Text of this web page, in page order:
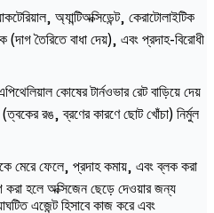
অ্যান্টিঅক্সিডেন্ট, কেরাটোলাইটিক
তৈরিতে বাধা দেয়), এবং প্রদাহ-বিরোধী
কোষের টার্নওভার রেট বাড়িয়ে দেয়
রঙ, ব্রণের কারণে ছোট খোঁচা) নির্মুল
ফেলে, প্রদাহ কমায়, এবং ব্লক করা
হলে অক্সিজেন ছেড়ে দেওয়ার জন্য
এজেন্ট হিসাবে কাজ করে এবং